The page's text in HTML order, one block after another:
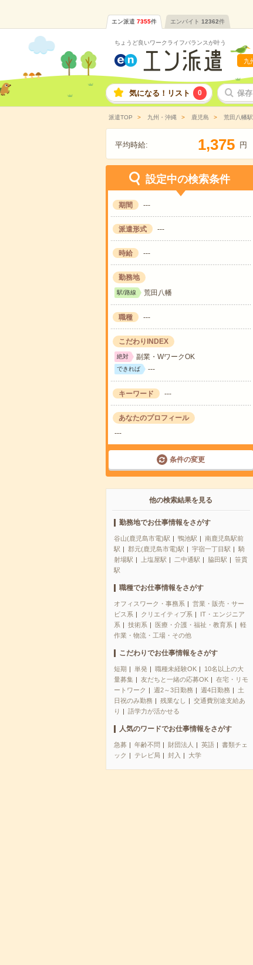
エン派遣 7355件 エンバイト 12362件
ちょうど良いワークライフバランスが叶う
九
気になる！リスト 0 保
派遣TOP 九州・沖縄 鹿児島 荒田八幡
平均時給: 1,375 円
設定中の検索条件
期間 ---
派遣形式 ---
時給 ---
勤務地
駅/路線 荒田八幡
職種 ---
こだわりINDEX
絶対 副業・WワークOK
できれば ---
キーワード ---
あなたのプロフィール
---
条件の変更
他の検索結果を見る
勤務地でお仕事情報をさがす
谷山(鹿児島市電)駅 鴨池駅
南鹿児島駅前
駅
郡元(鹿児島市電)駅 宇宿一丁目駅
騎
射場駅
上塩屋駅 二中通駅 脇田駅
笹貫
駅
職種でお仕事情報をさがす
オフィスワーク・事務系
営業・販売・サー
ビス系
クリエイティブ系
IT・エンジニア
系
技術系 医療・介護・福祉・教育系
軽
作業・物流・工場・その他
こだわりでお仕事情報をさがす
短期 単発 職種未経験OK
10名以上の大
量募集
友だちと一緒の応募OK
在宅・リモ
ートワーク
週2～3日勤務 週4日勤務
土
日祝のみ勤務
残業なし
交通費別途支給あ
り
語学力が活かせる
人気のワードでお仕事情報をさがす
急募 年齢不問 財団法人 英語
書類チェ
ック
テレビ局 封入 大学